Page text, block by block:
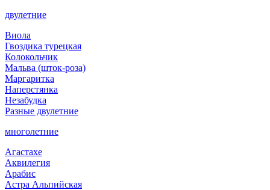
двулетние
Виола
Гвоздика турецкая
Колокольчик
Мальва (шток-роза)
Маргаритка
Наперстянка
Незабудка
Разные двулетние
многолетние
Агастахе
Аквилегия
Арабис
Астра Альпийская